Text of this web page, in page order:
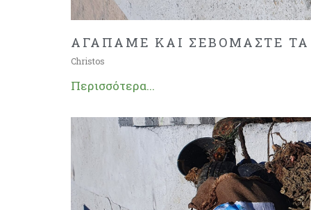
ΑΓΑΠΑΜΕ ΚΑΙ ΣΕΒΟΜΑΣΤΕ
Christos
Περισσότερα...